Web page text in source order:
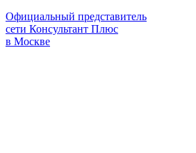
Официальный представитель
сети Консультант Плюс
в Москве